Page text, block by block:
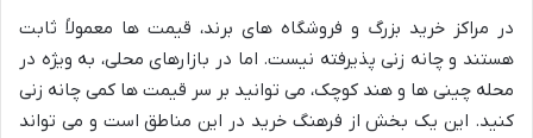
در مراکز خرید بزرگ و فروشگاه های برند، قیمت ها معمولاً ثابت
هستند و چانه زنی پذیرفته نیست. اما در بازارهای محلی، به ویژه در
محله چینی ها و هند کوچک، می توانید بر سر قیمت ها کمی چانه زنی
کنید. این یک بخش از فرهنگ خرید در این مناطق است و می تواند